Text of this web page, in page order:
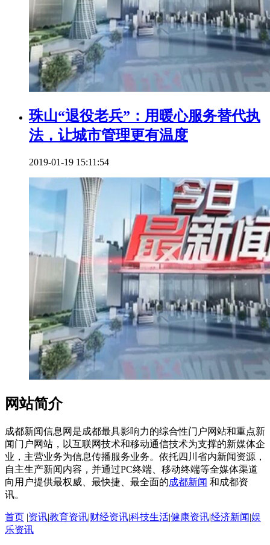
珠山“退役老兵”：用暖心服务替代执
法，让城市管理更有温度
2019-01-19 15:11:54
网站简介
成都新闻信息网是成都最具影响力的综合性门户网站和重点新
闻门户网站，以互联网技术和移动通信技术为支撑的新媒体企
业，主营业务为信息传播服务业务。依托四川省内新闻资源，
自主生产新闻内容，并通过PC终端、移动终端等全媒体渠道
向用户提供最权威、最快捷、最全面的成都新闻 和成都资
讯。
首页 |资讯|教育资讯|财经资讯|科技生活|健康资讯|经济新闻|娱
乐资讯